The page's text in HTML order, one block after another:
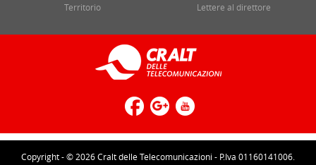
Territorio
Lettere al direttore
Copyright - © 2026 Cralt delle Telecomunicazioni - P.Iva 01160141006.